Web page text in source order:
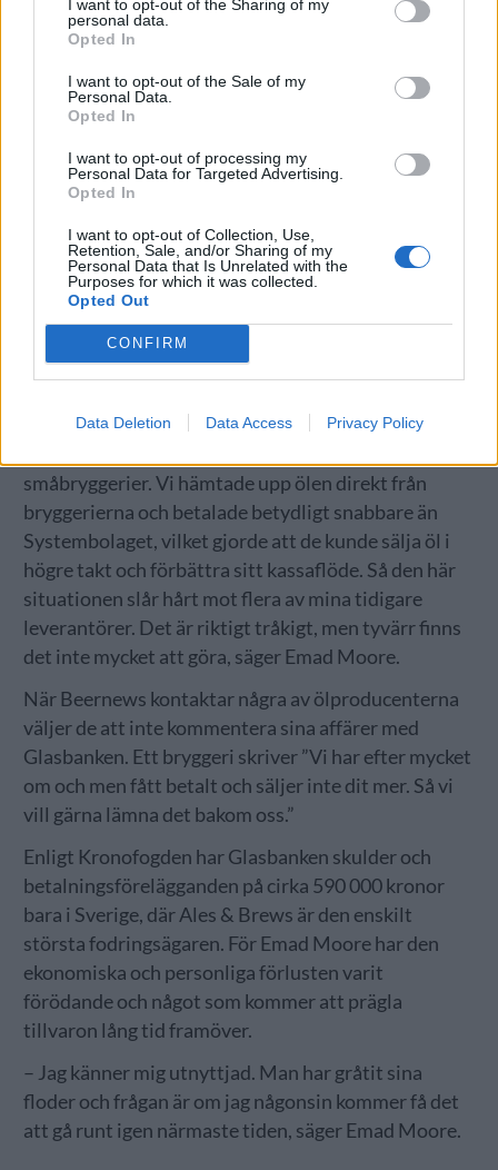
I want to opt-out of the Sharing of my
personal data.
Opted In
I want to opt-out of the Sale of my
Personal Data.
Opted In
I want to opt-out of processing my
Personal Data for Targeted Advertising.
Opted In
I want to opt-out of Collection, Use,
Retention, Sale, and/or Sharing of my
Personal Data that Is Unrelated with the
Purposes for which it was collected.
Opted Out
CONFIRM
Data Deletion Data Access Privacy Policy
småbryggerier. Vi hämtade upp ölen direkt från
bryggerierna och betalade betydligt snabbare än
Systembolaget, vilket gjorde att de kunde sälja öl i
högre takt och förbättra sitt kassaflöde. Så den här
situationen slår hårt mot flera av mina tidigare
leverantörer. Det är riktigt tråkigt, men tyvärr finns
det inte mycket att göra, säger Emad Moore.
När Beernews kontaktar några av ölproducenterna
väljer de att inte kommentera sina affärer med
Glasbanken. Ett bryggeri skriver ”Vi har efter mycket
om och men fått betalt och säljer inte dit mer. Så vi
vill gärna lämna det bakom oss.”
Enligt Kronofogden har Glasbanken skulder och
betalningsförelägganden på cirka 590 000 kronor
bara i Sverige, där Ales & Brews är den enskilt
största fodringsägaren. För Emad Moore har den
ekonomiska och personliga förlusten varit
förödande och något som kommer att prägla
tillvaron lång tid framöver.
– Jag känner mig utnyttjad. Man har gråtit sina
floder och frågan är om jag någonsin kommer få det
att gå runt igen närmaste tiden, säger Emad Moore.